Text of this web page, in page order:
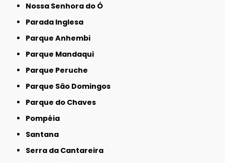
Nossa Senhora do Ó
Parada Inglesa
Parque Anhembi
Parque Mandaqui
Parque Peruche
Parque São Domingos
Parque do Chaves
Pompéia
Santana
Serra da Cantareira